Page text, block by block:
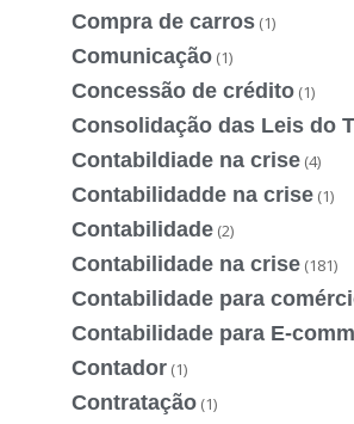
Compra de carros (1)
Comunicação (1)
Concessão de crédito (1)
Consolidação das Leis do
Contabildiade na crise (4)
Contabilidadde na crise (1)
Contabilidade (2)
Contabilidade na crise (181)
Contabilidade para
Contabilidade para E-
Contador (1)
Contratação (1)